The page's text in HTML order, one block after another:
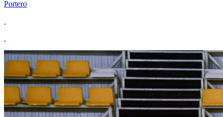
Portero